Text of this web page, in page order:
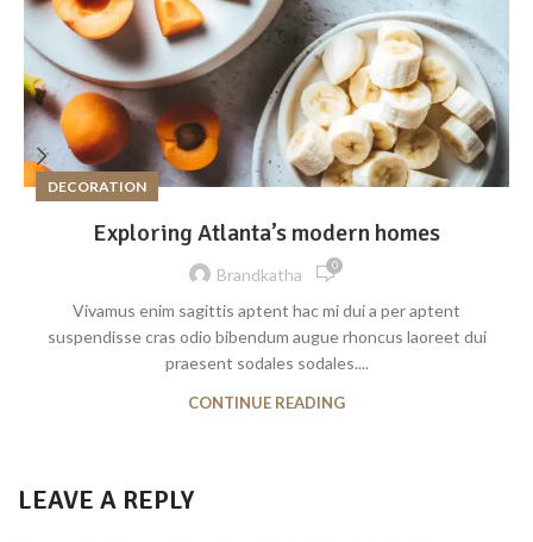
DECORATION
Exploring Atlanta’s modern homes
Brandkatha 0
Vivamus enim sagittis aptent hac mi dui a per aptent
suspendisse cras odio bibendum augue rhoncus laoreet dui
praesent sodales sodales....
CONTINUE READING
LEAVE A REPLY